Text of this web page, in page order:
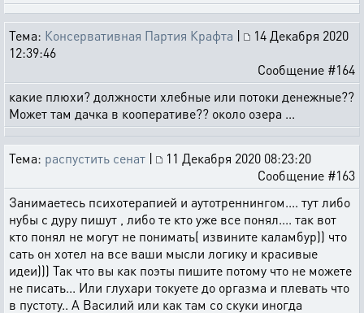
Тема: Консервативная Партия Крафта |
14 Декабря 2020
12:39:46
Сообщение #164
какие плюхи? должности хлебные или потоки денежные??
Может там дачка в кооперативе?? около озера ...
Тема: распустить сенат |
11 Декабря 2020 08:23:20
Сообщение #163
Занимаетесь психотерапией и аутотреннингом.... тут либо
нубы с дуру пишут , либо те кто уже все понял.... так вот
кто понял не могут не понимать( извините каламбур)) что
сать он хотел на все ваши мысли логику и красивые
идеи))) Так что вы как поэты пишите потому что не можете
не писать... Или глухари токуете до оргазма и плевать что
в пустоту.. А Василий или как там со скуки иногда